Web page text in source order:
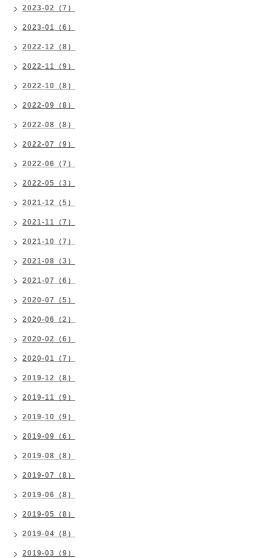
2023-02（7）
2023-01（6）
2022-12（8）
2022-11（9）
2022-10（8）
2022-09（8）
2022-08（8）
2022-07（9）
2022-06（7）
2022-05（3）
2021-12（5）
2021-11（7）
2021-10（7）
2021-08（3）
2021-07（6）
2020-07（5）
2020-06（2）
2020-02（6）
2020-01（7）
2019-12（8）
2019-11（9）
2019-10（9）
2019-09（6）
2019-08（8）
2019-07（8）
2019-06（8）
2019-05（8）
2019-04（8）
2019-03（9）